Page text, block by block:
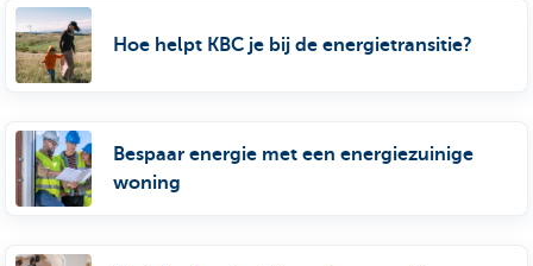
Hoe helpt KBC je bij de energietransitie?
Bespaar energie met een energiezuinige
woning